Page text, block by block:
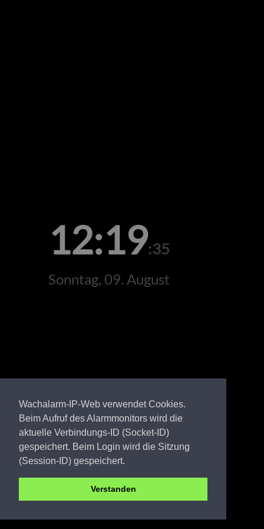
Wachalarm-IP-Web verwendet Cookies.
Beim Aufruf des Alarmmonitors wird die
aktuelle Verbindungs-ID (Socket-ID)
gespeichert. Beim Login wird die Sitzung
(Session-ID) gespeichert.
Verstanden
12:19:35
Sonntag, 09. August
EE FW Prießen